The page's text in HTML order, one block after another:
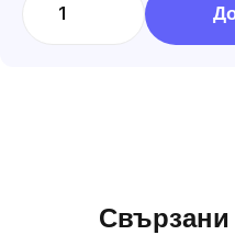
Свързани